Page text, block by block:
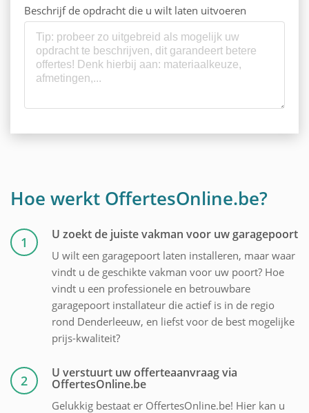
Beschrijf de opdracht die u wilt laten uitvoeren
Hoe werkt OffertesOnline.be?
1 U zoekt de juiste vakman voor uw garagepoort
U wilt een garagepoort laten installeren, maar waar
vindt u de geschikte vakman voor uw poort? Hoe
vindt u een professionele en betrouwbare
garagepoort installateur die actief is in de regio
rond Denderleeuw, en liefst voor de best mogelijke
prijs-kwaliteit?
2 U verstuurt uw offerteaanvraag via
OffertesOnline.be
Gelukkig bestaat er OffertesOnline.be! Hier kan u